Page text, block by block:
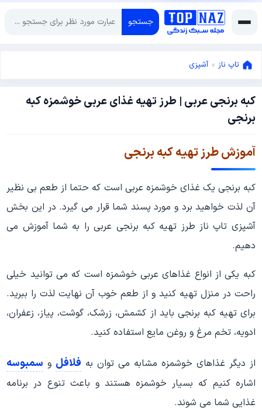
جستجو
تاپ ناز » آشپزی
کبه برنجی عربی | طرز تهیه غذای عربی خوشمزه کبه
برنجی
آوریل
4,
4,
آموزش طرز تهیه کبه برنجی
کبه برنجی یک غذای خوشمزه عربی است که حتما از طعم بی نظیر
آن لذت خواهید برد و مورد پسند شما قرار می گیرد. در این بخش
آشپزی تاپ ناز طرز تهیه کبه برنجی عربی را به شما آموزش می
دهیم.
کبه یکی از انواع غذاهای عربی خوشمزه است که می توانید خیلی
راحت در منزل تهیه کنید و از طعم خوب آن نهایت لذت را ببرید.
برای تهیه کبه برنجی باید از کشمش، زرشک، گوشت، پیاز، زعفران،
ادویه، تخم مرغ و روغن مایع استفاده کنید.
از دیگر غذاهای خوشمزه مشابه می توان به فلافل و سمبوسه
اشاره کنیم که بسیار خوشمزه هستند و باعث تنوع در برنامه
غذایی شما می شوند.